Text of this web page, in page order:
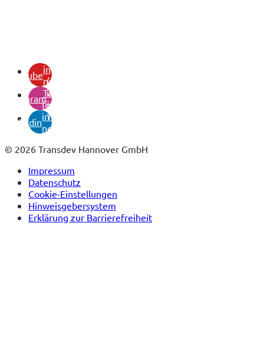
youtubein
neuem
Tab)
instagram
(öffnet
in
neuem
Tab)
linkedin
(öffnet
in
neuem
© 2026 Transdev Hannover GmbH
Impressum
Datenschutz
Cookie-Einstellungen
Hinweisgebersystem
Erklärung zur Barrierefreiheit